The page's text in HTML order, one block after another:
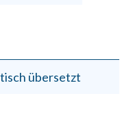
übersetzt